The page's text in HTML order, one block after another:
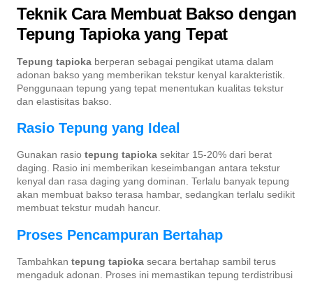
Teknik Cara Membuat Bakso dengan
Tepung Tapioka yang Tepat
Tepung tapioka berperan sebagai pengikat utama dalam
adonan bakso yang memberikan tekstur kenyal karakteristik.
Penggunaan tepung yang tepat menentukan kualitas tekstur
dan elastisitas bakso.
Rasio Tepung yang Ideal
Gunakan rasio tepung tapioka sekitar 15-20% dari berat
daging. Rasio ini memberikan keseimbangan antara tekstur
kenyal dan rasa daging yang dominan. Terlalu banyak tepung
akan membuat bakso terasa hambar, sedangkan terlalu sedikit
membuat tekstur mudah hancur.
Proses Pencampuran Bertahap
Tambahkan tepung tapioka secara bertahap sambil terus
mengaduk adonan. Proses ini memastikan tepung terdistribusi